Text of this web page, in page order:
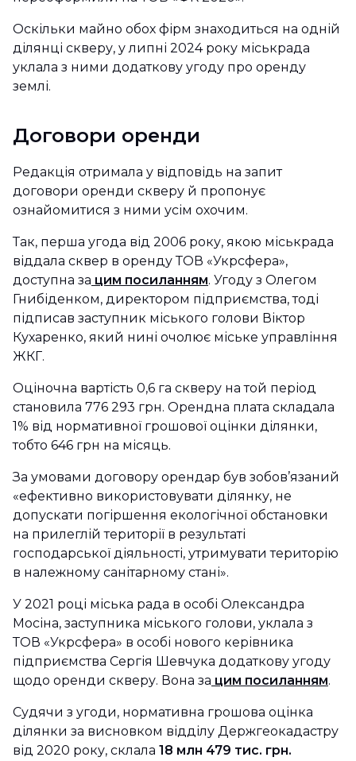
Оскільки майно обох фірм знаходиться на одній
ділянці скверу, у липні 2024 року міськрада
уклала з ними додаткову угоду про оренду
землі.
Договори оренди
Редакція отримала у відповідь на запит
договори оренди скверу й пропонує
ознайомитися з ними усім охочим.
Так, перша угода від 2006 року, якою міськрада
віддала сквер в оренду ТОВ «Укрсфера»,
доступна за цим посиланням. Угоду з Олегом
Гнибіденком, директором підприємства, тоді
підписав заступник міського голови Віктор
Кухаренко, який нині очолює міське управління
ЖКГ.
Оціночна вартість 0,6 га скверу на той період
становила 776 293 грн. Орендна плата складала
1% від нормативної грошової оцінки ділянки,
тобто 646 грн на місяць.
За умовами договору орендар був зобов’язаний
«ефективно використовувати ділянку, не
допускати погіршення екологічної обстановки
на прилеглій території в результаті
господарської діяльності, утримувати територію
в належному санітарному стані».
У 2021 році міська рада в особі Олександра
Мосіна, заступника міського голови, уклала з
ТОВ «Укрсфера» в особі нового керівника
підприємства Сергія Шевчука додаткову угоду
щодо оренди скверу. Вона за цим посиланням.
Судячи з угоди, нормативна грошова оцінка
ділянки за висновком відділу Держгеокадастру
від 2020 року, склала 18 млн 479 тис. грн.